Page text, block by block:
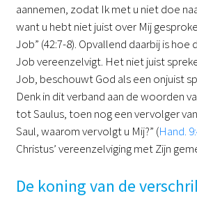
aannemen, zodat Ik met u niet doe
want u hebt niet juist over Mij
Job” (42:7-8). Opvallend daarbij is
Job vereenzelvigt. Het niet juist
Job, beschouwt God als een onjuist
Denk in dit verband aan de woorden
tot Saulus, toen nog een vervolger
Saul, waarom vervolgt u Mij?” (Hand.
Christus’ vereenzelviging met Zijn
De koning van de